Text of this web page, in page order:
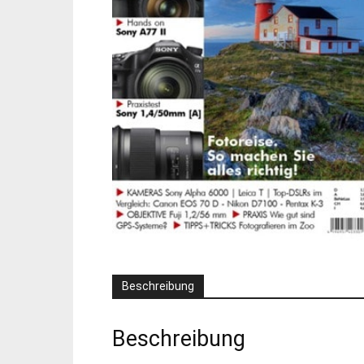
Beschreibung
Beschreibung